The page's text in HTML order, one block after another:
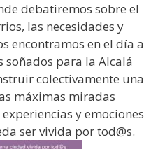
debatiremos sobre el
las necesidades y
encontramos en el día a
soñados para la Alcalá
colectivamente una
máximas miradas
y emociones
ser vivida por tod@s.